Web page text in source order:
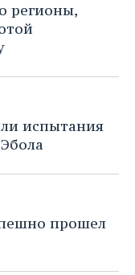
регионы,
испытания
прошел